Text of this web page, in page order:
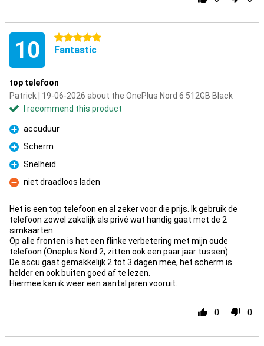
10 5 stars
Fantastic
top telefoon
Patrick | 19-06-2026 about the OnePlus Nord 6 512GB Black
I recommend this product
Pro
accuduur
Pro
Scherm
Pro
Snelheid
Con
niet draadloos laden
Het is een top telefoon en al zeker voor die prijs. Ik gebruik de
telefoon zowel zakelijk als privé wat handig gaat met de 2
simkaarten.
Op alle fronten is het een flinke verbetering met mijn oude
telefoon (Oneplus Nord 2, zitten ook een paar jaar tussen).
De accu gaat gemakkelijk 2 tot 3 dagen mee, het scherm is
helder en ook buiten goed af te lezen.
Hiermee kan ik weer een aantal jaren vooruit.
0 0